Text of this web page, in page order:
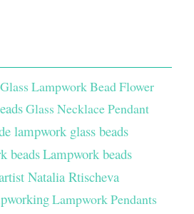
Glass Lampwork Bead Flower
Glass Necklace Pendant
lampwork glass beads
beadsLampwork beads
Natalia Rtischeva
Lampwork Pendants